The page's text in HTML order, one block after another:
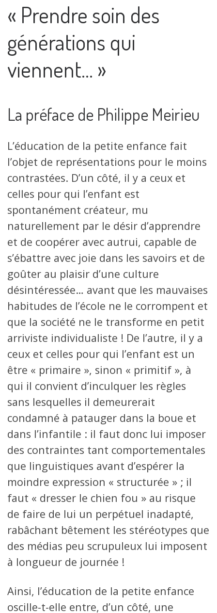
« Prendre soin des
générations qui
viennent… »
La préface de Philippe Meirieu
L’éducation de la petite enfance fait
l’objet de représentations pour le moins
contrastées. D’un côté, il y a ceux et
celles pour qui l’enfant est
spontanément créateur, mu
naturellement par le désir d’apprendre
et de coopérer avec autrui, capable de
s’ébattre avec joie dans les savoirs et de
goûter au plaisir d’une culture
désintéressée… avant que les mauvaises
habitudes de l’école ne le corrompent et
que la société ne le transforme en petit
arriviste individualiste ! De l’autre, il y a
ceux et celles pour qui l’enfant est un
être « primaire », sinon « primitif », à
qui il convient d’inculquer les règles
sans lesquelles il demeurerait
condamné à patauger dans la boue et
dans l’infantile : il faut donc lui imposer
des contraintes tant comportementales
que linguistiques avant d’espérer la
moindre expression « structurée » ; il
faut « dresser le chien fou » au risque
de faire de lui un perpétuel inadapté,
rabâchant bêtement les stéréotypes que
des médias peu scrupuleux lui imposent
à longueur de journée !
Ainsi, l’éducation de la petite enfance
oscille-t-elle entre, d’un côté, une